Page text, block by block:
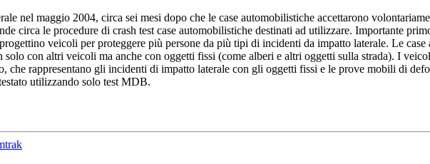
nel maggio 2004, circa sei mesi dopo che le case automobilistiche accettarono
circa le procedure di crash test case automobilistiche destinati ad utilizzare. Importante
veicoli per proteggere più persone da più tipi di incidenti da impatto laterale. Le
con altri veicoli ma anche con oggetti fissi (come alberi e altri oggetti sulla strada). I
che rappresentano gli incidenti di impatto laterale con gli oggetti fissi e le prove mobili di
utilizzando solo test MDB.